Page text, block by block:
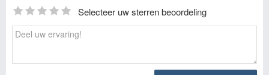
Selecteer uw sterren beoordeling